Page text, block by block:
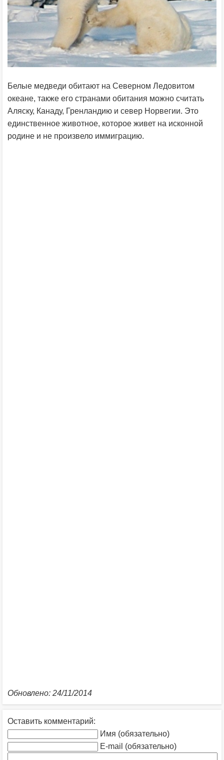
Белые медведи обитают на Северном Ледовитом
океане, также его странами обитания можно считать
Аляску, Канаду, Гренландию и север Норвегии. Это
единственное животное, которое живет на исконной
родине и не произвело иммиграцию.
Обновлено: 24/11/2014
Оставить комментарий:
Имя (обязательно)
E-mail (обязательно)